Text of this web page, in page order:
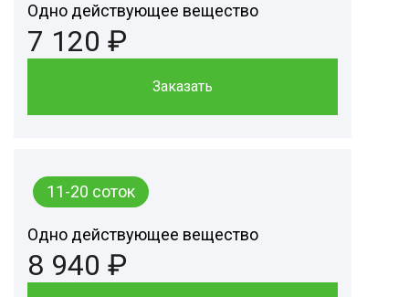
Одно действующее вещество
7 120 ₽
Заказать
11-20 соток
Одно действующее вещество
8 940 ₽